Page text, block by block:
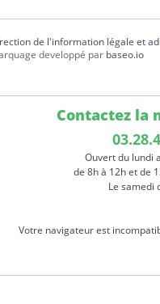
de l'information légale et
developpé par baseo.io
Contactez la
Ouvert du lundi
de 8h à 12h et de
Le samedi
Votre navigateur est